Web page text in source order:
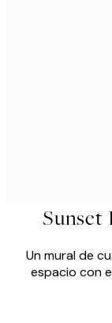
Sunset
Un mural de
espacio con